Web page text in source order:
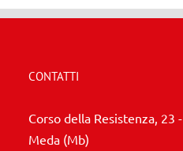
CONTATTI
Corso della Resistenza, 23 -
Meda (Mb)